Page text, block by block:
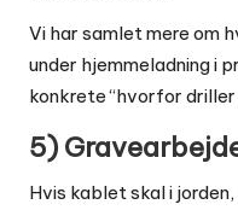
Vi har samlet mere om
under hjemmeladning i
konkrete “hvorfor
5)
Hvis kablet skal i